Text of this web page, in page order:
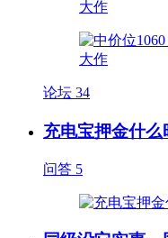
论坛 34
充电宝押金什么
问答 5